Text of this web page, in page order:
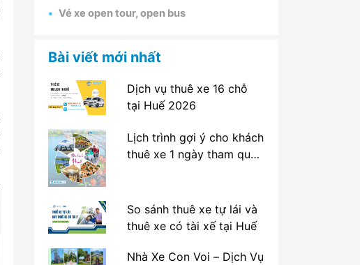
Vé xe open tour, open bus
Bài viết mới nhất
Dịch vụ thuê xe 16 chỗ
tại Huế 2026
Lịch trình gợi ý cho khách
thuê xe 1 ngày tham quan
So sánh thuê xe tự lái và
thuê xe có tài xế tại Huế
Nhà Xe Con Voi – Dịch Vụ